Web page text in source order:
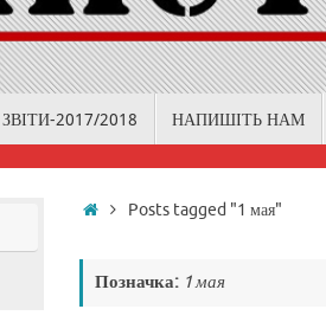
2017/2018 НАПИШІТЬ НАМ
HomePosts tagged "1 мая"
Позначка: 1 мая